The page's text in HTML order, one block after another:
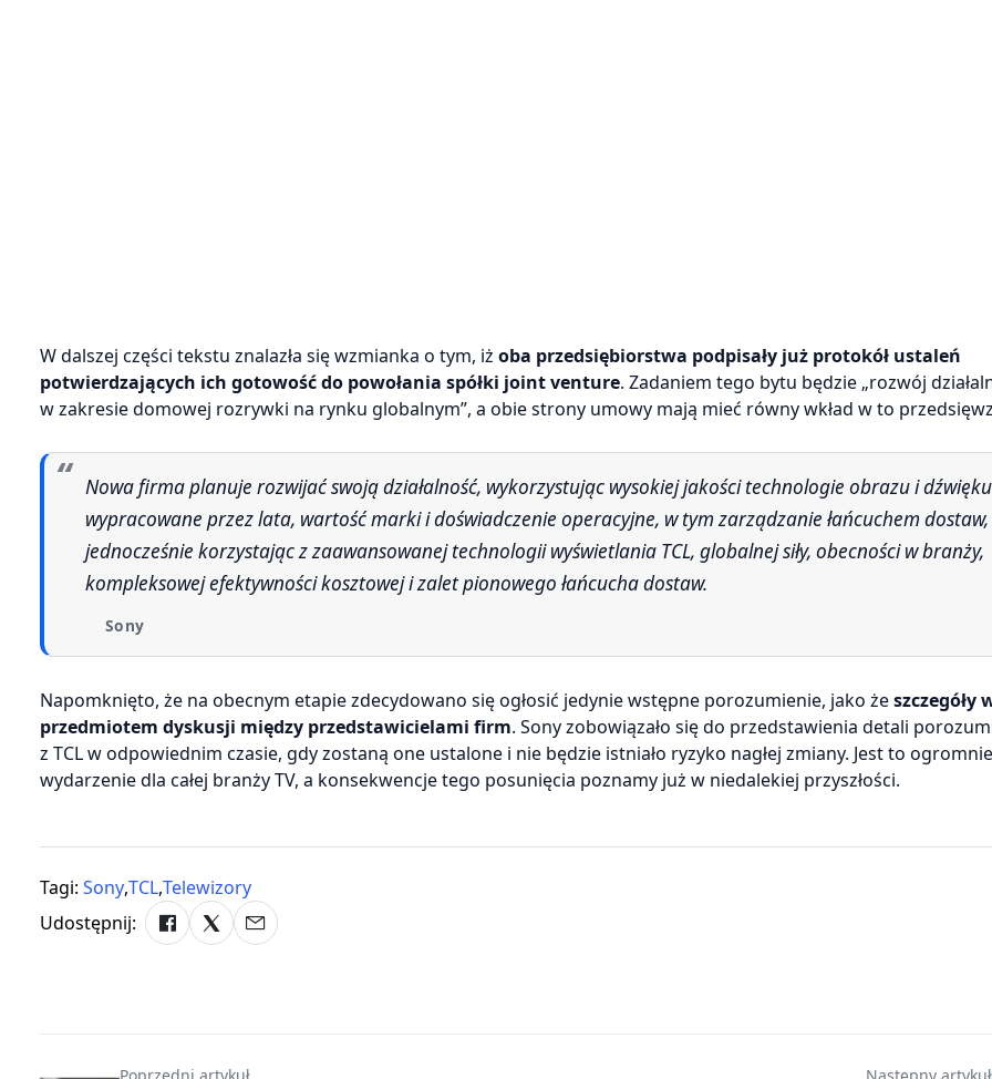
W dalszej części tekstu znalazła się wzmianka o tym, iż oba przedsiębiorstwa podpisały już protokół ustaleń
potwierdzających ich gotowość do powołania spółki joint venture. Zadaniem tego bytu będzie „rozwój
w zakresie domowej rozrywki na rynku globalnym”, a obie strony umowy mają mieć równy wkład w to
Nowa firma planuje rozwijać swoją działalność, wykorzystując wysokiej jakości technologie obrazu i dźwięku Sony,
wypracowane przez lata, wartość marki i doświadczenie operacyjne, w tym zarządzanie łańcuchem
jednocześnie korzystając z zaawansowanej technologii wyświetlania TCL, globalnej siły, obecności w branży,
kompleksowej efektywności kosztowej i zalet pionowego łańcucha dostaw.
Sony
Napomknięto, że na obecnym etapie zdecydowano się ogłosić jedynie wstępne porozumienie, jako żeszczegóły
przedmiotem dyskusji między przedstawicielami firm. Sony zobowiązało się do przedstawienia detali
z TCL w odpowiednim czasie, gdy zostaną one ustalone i nie będzie istniało ryzyko nagłej zmiany. Jest to
wydarzenie dla całej branży TV, a konsekwencje tego posunięcia poznamy już w niedalekiej przyszłości.
Tagi: Sony,TCL,Telewizory
Udostępnij: